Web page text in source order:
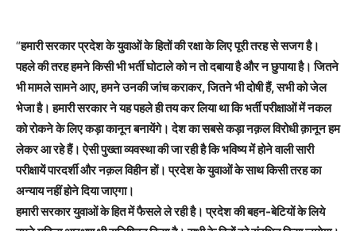
“हमारी सरकार प्रदेश के युवाओं के हितों की रक्षा के लिए पूरी तरह से सजग है।
पहले की तरह हमने किसी भी भर्ती घोटाले को न तो दबाया है और न छुपाया है। जितने
भी मामले सामने आए, हमने उनकी जांच कराकर, जितने भी दोषी हैं, सभी को जेल
भेजा है। हमारी सरकार ने यह पहले ही तय कर लिया था कि भर्ती परीक्षाओं में नकल
को रोकने के लिए कड़ा कानून बनायेंगे। देश का सबसे कड़ा नक़ल विरोधी क़ानून हम
लेकर आ रहे हैं। ऐसी पुख्ता व्यवस्था की जा रही है कि भविष्य में होने वाली सारी
परीक्षायें पारदर्शी और नक़ल विहीन हों। प्रदेश के युवाओं के साथ किसी तरह का
अन्याय नहीं होने दिया जाएगा।
हमारी सरकार युवाओं के हित में फैसले ले रही है। प्रदेश की बहन-बेटियों के लिये